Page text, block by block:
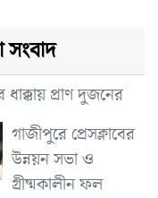
ধাক্কায় প্রাণ দুজনের
গাজীপুরে প্রেসক্লাবের
উন্নয়ন সভা ও
গ্রীষ্মকালীন ফল